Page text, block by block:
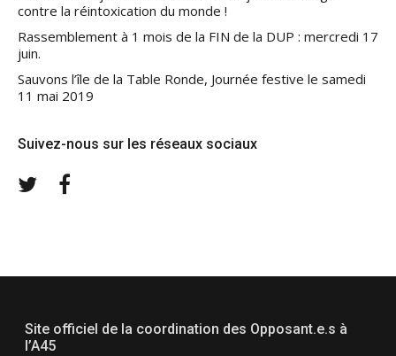
contre la réintoxication du monde !
Rassemblement à 1 mois de la FIN de la DUP : mercredi 17
juin.
Sauvons l’île de la Table Ronde, Journée festive le samedi
11 mai 2019
Suivez-nous sur les réseaux sociaux
Twitter
Site officiel de la coordination des Opposant.e.s à
l’A45